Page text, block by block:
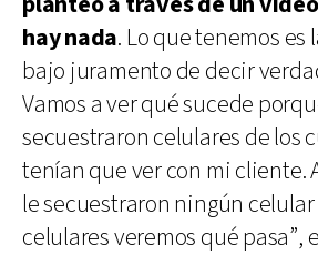
hay nada. Lo que tenemos es
bajo juramento de decir
Vamos a ver qué sucede
secuestraron celulares de los
tenían que ver con mi cliente.
le secuestraron ningún celular
celulares veremos qué pasa”,